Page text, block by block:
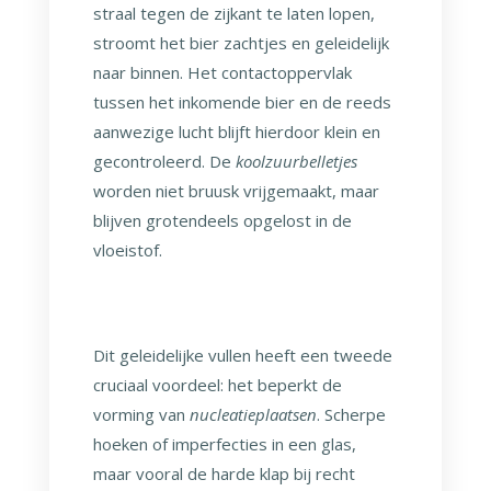
straal tegen de zijkant te laten lopen,
stroomt het bier zachtjes en geleidelijk
naar binnen. Het contactoppervlak
tussen het inkomende bier en de reeds
aanwezige lucht blijft hierdoor klein en
gecontroleerd. De koolzuurbelletjes
worden niet bruusk vrijgemaakt, maar
blijven grotendeels opgelost in de
vloeistof.
Dit geleidelijke vullen heeft een tweede
cruciaal voordeel: het beperkt de
vorming van nucleatieplaatsen. Scherpe
hoeken of imperfecties in een glas,
maar vooral de harde klap bij recht